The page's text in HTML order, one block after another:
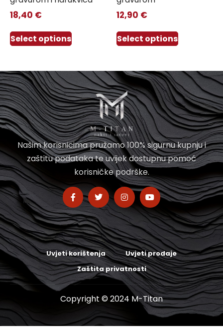
18,40 €
Select options
12,90 €
Select options
Našim korisnicima pružamo 100% sigurnu kupnju i
zaštitu podataka te uvijek dostupnu pomoć
korisničke podrške.
Uvjeti korištenja
Uvjeti prodaje
Zaštita privatnosti
Copyright © 2024 M-Titan